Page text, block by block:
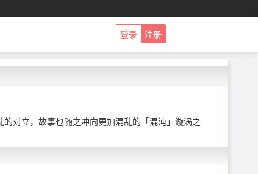
登录 注册
对立，故事也随之冲向更加混乱的「混沌」漩涡之